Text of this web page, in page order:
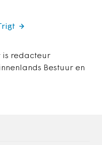
is redacteur
Bestuur en